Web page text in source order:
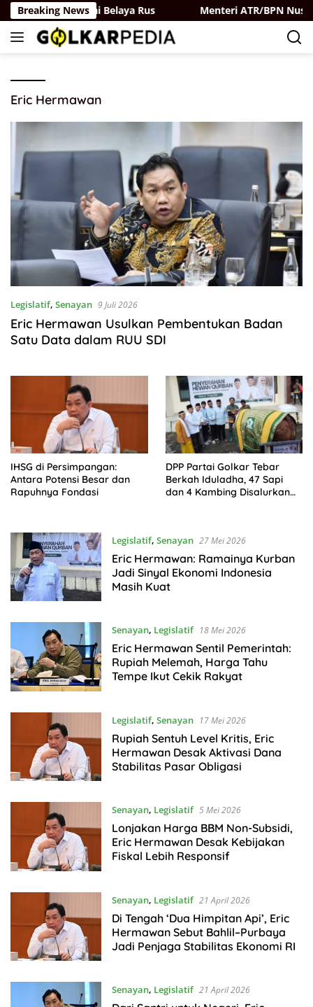
Langsung
ke
konten
Breaking News
Golkar-Partai Belaya Rus Menteri ATR/BPN Nusron
Eric Hermawan
Legislatif, Senayan 9 Juli 2026
Eric Hermawan Usulkan Pembentukan Badan
Satu Data dalam RUU SDI
IHSG di Persimpangan:
Antara Potensi Besar dan
Rapuhnya Fondasi
DPP Partai Golkar Tebar
Berkah Iduladha, 47 Sapi
dan 4 Kambing Disalurkan
Legislatif, Senayan 27 Mei 2026
Eric Hermawan: Ramainya Kurban
Jadi Sinyal Ekonomi Indonesia
Masih Kuat
Senayan, Legislatif 18 Mei 2026
Eric Hermawan Sentil Pemerintah:
Rupiah Melemah, Harga Tahu
Tempe Ikut Cekik Rakyat
Legislatif, Senayan 17 Mei 2026
Rupiah Sentuh Level Kritis, Eric
Hermawan Desak Aktivasi Dana
Stabilitas Pasar Obligasi
Senayan, Legislatif 5 Mei 2026
Lonjakan Harga BBM Non-Subsidi,
Eric Hermawan Desak Kebijakan
Fiskal Lebih Responsif
Senayan, Legislatif 21 April 2026
Di Tengah ‘Dua Himpitan Api’, Eric
Hermawan Sebut Bahlil–Purbaya
Jadi Penjaga Stabilitas Ekonomi RI
Senayan, Legislatif 21 April 2026